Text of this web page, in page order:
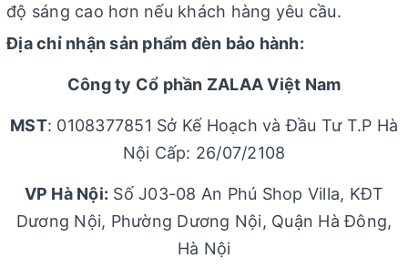
độ sáng cao hơn nếu khách hàng yêu cầu.
Địa chỉ nhận sản phẩm đèn bảo hành:
Công ty Cổ phần ZALAA Việt Nam
MST: 0108377851 Sở Kế Hoạch và Đầu Tư T.P Hà
Nội Cấp: 26/07/2108
VP Hà Nội: Số J03-08 An Phú Shop Villa, KĐT
Dương Nội, Phường Dương Nội, Quận Hà Đông,
Hà Nội